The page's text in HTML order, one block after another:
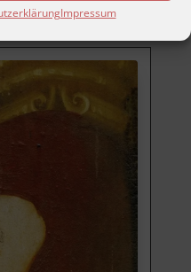
Impressum